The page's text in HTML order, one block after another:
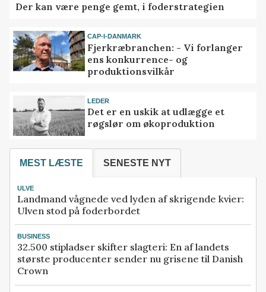
Der kan være penge gemt, i foderstrategien
CAP-I-DANMARK
Fjerkræbranchen: - Vi forlanger
ens konkurrence- og
produktionsvilkår
LEDER
Det er en uskik at udlægge et
røgslør om økoproduktion
MEST LÆSTE SENESTE NYT
ULVE
Landmand vågnede ved lyden af skrigende kvier:
Ulven stod på foderbordet
BUSINESS
32.500 stipladser skifter slagteri: En af landets
største producenter sender nu grisene til Danish
Crown